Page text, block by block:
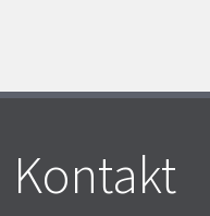
Kontakt